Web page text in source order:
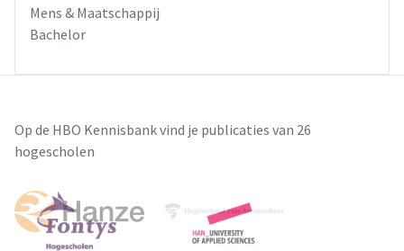
Mens & Maatschappij
Bachelor
Op de HBO Kennisbank vind je publicaties van 26
hogescholen